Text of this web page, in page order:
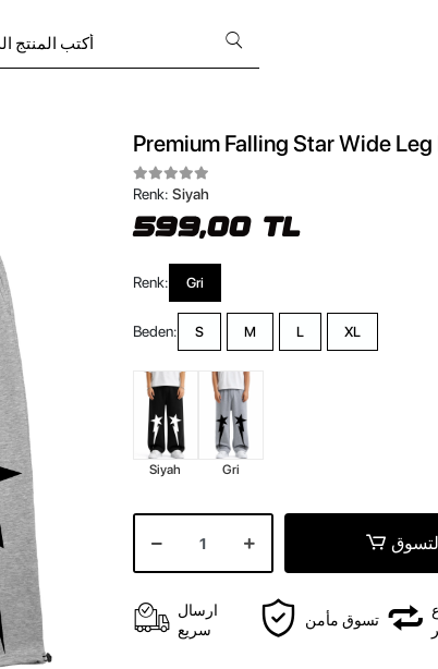
Premium Falling Star Wide Leg
Renk: Siyah
599,00 TL
Renk: Gri
Beden: S M L XL
Siyah Gri
ارسال
سريع
تسوق مأمن